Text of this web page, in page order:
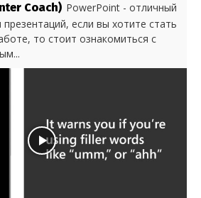
Coach) PowerPoint - отличный
если вы хотите стать
то стоит ознакомиться с